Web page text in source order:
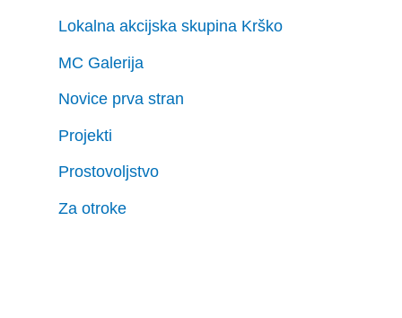
Lokalna akcijska skupina Krško
MC Galerija
Novice prva stran
Projekti
Prostovoljstvo
Za otroke